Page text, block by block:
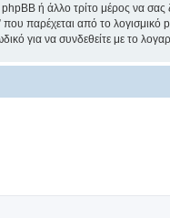
ή άλλο τρίτο μέρος να σας
παρέχεται από το
για να συνδεθείτε με το